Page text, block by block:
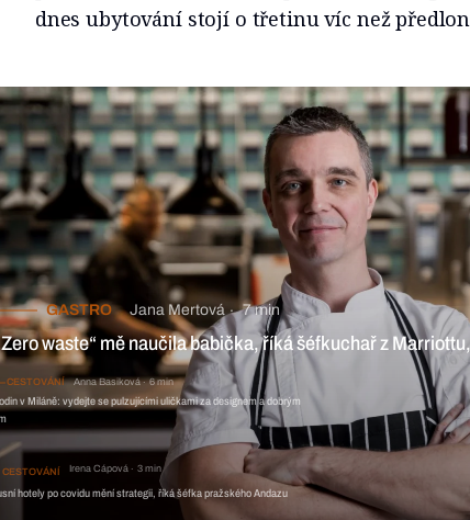
dnes ubytování stojí o třetinu víc než
GASTRO Jana Mertová 7 min
waste“ mě naučila babička, říká šéfkuchař z Marriottu, který posílá
do lesa
CESTOVÁNÍ Anna Basiková 6 min
hodin v Miláně: vydejte se pulzujícími uličkami za
CESTOVÁNÍ Irena Cápová 3 min
hotely po covidu mění strategii, říká šéfka pražského Andazu